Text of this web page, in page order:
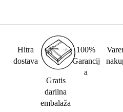
Hitra
dostava
Gratis
darilna
embalaža
100%
Garancij
a